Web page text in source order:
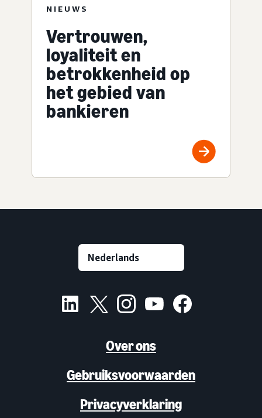
NIEUWS
Vertrouwen,
loyaliteit en
betrokkenheid op
het gebied van
bankieren
Over ons
Gebruiksvoorwaarden
Privacyverklaring